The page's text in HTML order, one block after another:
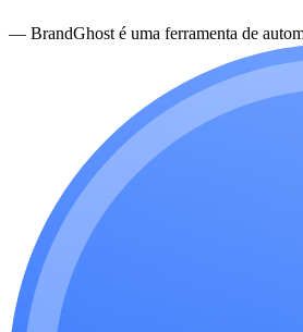
— BrandGhost é uma ferramenta de